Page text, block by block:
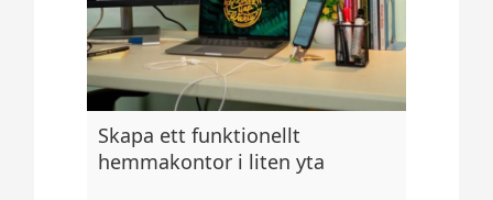
Skapa ett funktionellt
hemmakontor i liten yta